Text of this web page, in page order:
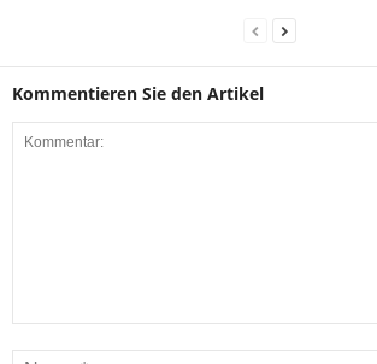
Kommentieren Sie den Artikel